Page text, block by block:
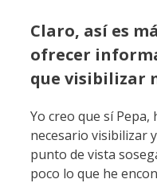
Claro, así es
ofrecer
que visibilizar
Yo creo que sí Pepa,
necesario visibilizar
punto de vista
poco lo que he